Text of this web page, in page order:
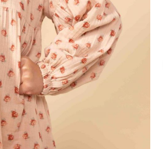
paiement par carte bancaire (hors